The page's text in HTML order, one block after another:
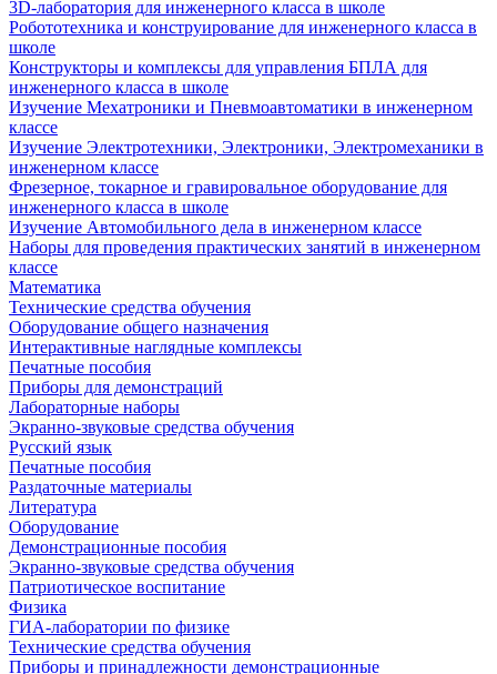
3D-лаборатория для инженерного класса в школе
Робототехника и конструирование для инженерного класса в
школе
Конструкторы и комплексы для управления БПЛА для
инженерного класса в школе
Изучение Мехатроники и Пневмоавтоматики в инженерном
классе
Изучение Электротехники, Электроники, Электромеханики в
инженерном классе
Фрезерное, токарное и гравировальное оборудование для
инженерного класса в школе
Изучение Автомобильного дела в инженерном классе
Наборы для проведения практических занятий в инженерном
классе
Математика
Технические средства обучения
Оборудование общего назначения
Интерактивные наглядные комплексы
Печатные пособия
Приборы для демонстраций
Лабораторные наборы
Экранно-звуковые средства обучения
Русский язык
Печатные пособия
Раздаточные материалы
Литература
Оборудование
Демонстрационные пособия
Экранно-звуковые средства обучения
Патриотическое воспитание
Физика
ГИА-лаборатории по физике
Технические средства обучения
Приборы и принадлежности демонстрационные